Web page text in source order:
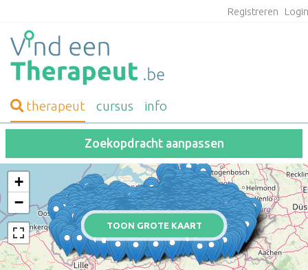
Registreren
therapeut cursus info
Zoekopdracht aanpassen
TOON GROTE KAART
+
−